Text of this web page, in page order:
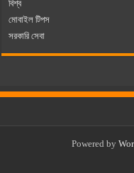
বিশ্ব
মোবাইল টিপস
সরকারি সেবা
Powered by